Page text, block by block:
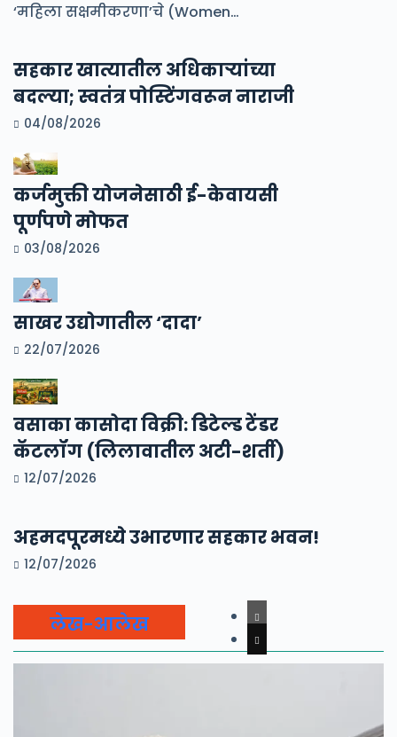
‘महिला सक्षमीकरणा’चे (Women…
सहकार खात्यातील अधिकाऱ्यांच्या
बदल्या; स्वतंत्र पोस्टिंगवरून नाराजी
04/08/2026
कर्जमुक्ती योजनेसाठी ई-केवायसी
पूर्णपणे मोफत
03/08/2026
साखर उद्योगातील ‘दादा’
22/07/2026
वसाका कासोदा विक्री: डिटेल्ड टेंडर
कॅटलॉग (लिलावातील अटी-शर्ती)
12/07/2026
अहमदपूरमध्ये उभारणार सहकार भवन!
12/07/2026
लेख-आलेख